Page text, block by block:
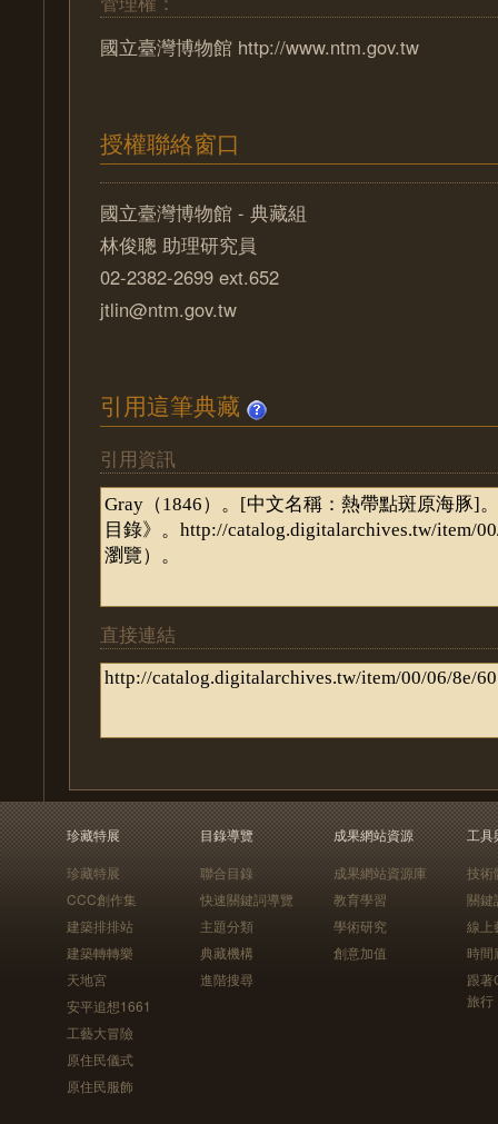
國立臺灣博物館 http://www.ntm.gov.tw
授權聯絡窗口
國立臺灣博物館 - 典藏組
林俊聰 助理研究員
02-2382-2699 ext.652
jtlin@ntm.gov.tw
引用這筆典藏
引用資訊
直接連結
珍藏特展
珍藏特展
CCC創作集
建築排排站
建築轉轉樂
天地宮
安平追想1661
工藝大冒險
原住民儀式
原住民服飾
目錄導覽
聯合目錄
快速關鍵詞導覽
主題分類
典藏機構
進階搜尋
成果網站資源
成果網站資源庫
教育學習
學術研究
創意加值
工具
技術
關鍵
線上
時間
跟
旅行